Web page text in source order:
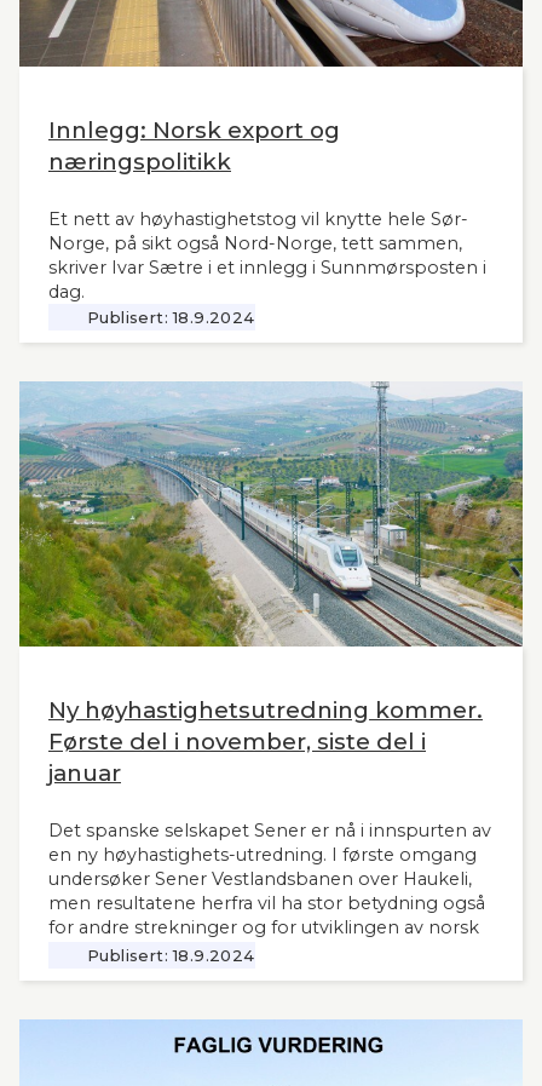
Innlegg: Norsk export og
næringspolitikk
Et nett av høyhastighetstog vil knytte hele Sør-
Norge, på sikt også Nord-Norge, tett sammen,
skriver Ivar Sætre i et innlegg i Sunnmørsposten i
dag.
Publisert: 18.9.2024
Ny høyhastighetsutredning kommer.
Første del i november, siste del i
januar
Det spanske selskapet Sener er nå i innspurten av
en ny høyhastighets-utredning. I første omgang
undersøker Sener Vestlandsbanen over Haukeli,
men resultatene herfra vil ha stor betydning også
for andre strekninger og for utviklingen av norsk
jernbane generelt. Norsk Bane, er oppdragsgiver
for utredningen.
Publisert: 18.9.2024